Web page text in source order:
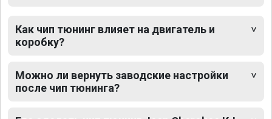
Как чип тюнинг влияет на двигатель и
коробку?
Можно ли вернуть заводские настройки
после чип тюнинга?